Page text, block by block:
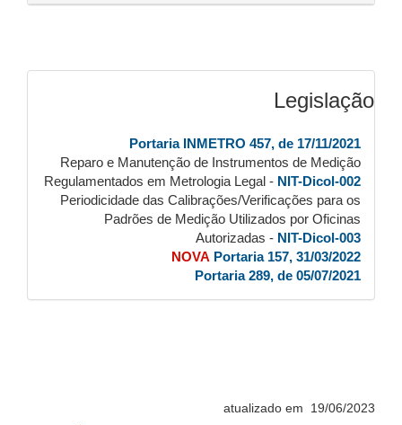
Legislação
Portaria INMETRO 457, de 17/11/2021
Reparo e Manutenção de Instrumentos de Medição
Regulamentados em Metrologia Legal - NIT-Dicol-002
Periodicidade das Calibrações/Verificações para os
Padrões de Medição Utilizados por Oficinas
Autorizadas - NIT-Dicol-003
NOVA Portaria 157, 31/03/2022
Portaria 289, de 05/07/2021
atualizado em 19/06/2023